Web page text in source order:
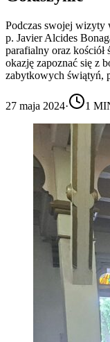
Podczas swojej wizyty
p. Javier Alcides
parafialny oraz kościół
okazję zapoznać się z
zabytkowych świątyń,
27 maja 2024· 1